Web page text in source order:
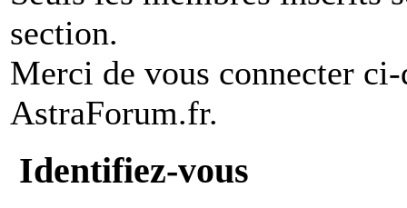
section.
Merci de vous connecter
AstraForum.fr.
Identifiez-vous